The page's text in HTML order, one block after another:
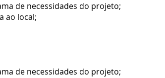
de necessidades do projeto;
ao local;
de necessidades do projeto;